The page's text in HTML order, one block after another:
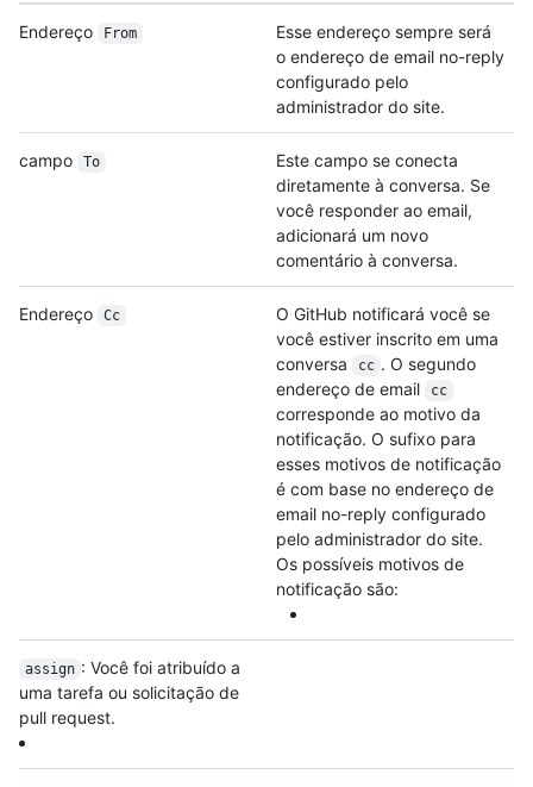
Endereço From
Esse endereço sempre será
o endereço de email no-reply
configurado pelo
administrador do site.
campo To
Este campo se conecta
diretamente à conversa. Se
você responder ao email,
adicionará um novo
comentário à conversa.
Endereço Cc
O GitHub notificará você se
você estiver inscrito em uma
conversa
cc . O segundo
endereço de email
cc
corresponde ao motivo da
notificação. O sufixo para
esses motivos de notificação
é com base no endereço de
email no-reply configurado
pelo administrador do site.
Os possíveis motivos de
notificação são:
assign : Você foi atribuído a
uma tarefa ou solicitação de
pull request.